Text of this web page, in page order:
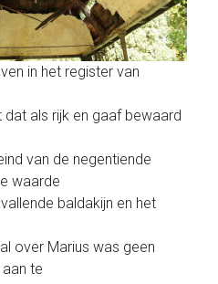
in het register van
als rijk en gaaf bewaard
van de negentiende
waarde
baldakijn en het
over Marius was geen
te